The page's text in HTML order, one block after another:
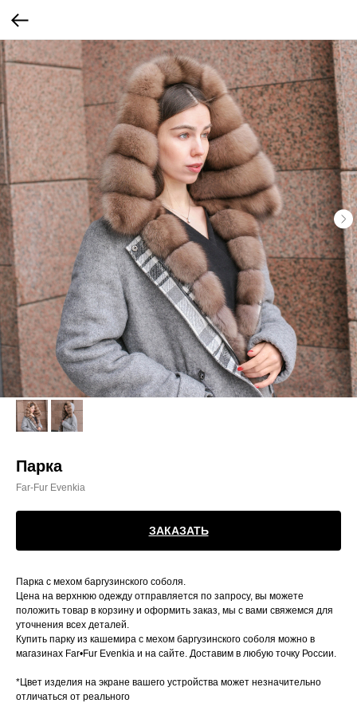
Парка
Far-Fur Evenkia
ЗАКАЗАТЬ
Парка с мехом баргузинского соболя.
Цена на верхнюю одежду отправляется по запросу, вы можете
положить товар в корзину и оформить заказ, мы с вами свяжемся для
уточнения всех деталей.
Купить парку из кашемира с мехом баргузинского соболя можно в
магазинах Far•Fur Evenkia и на сайте. Доставим в любую точку России.
*Цвет изделия на экране вашего устройства может незначительно
отличаться от реального